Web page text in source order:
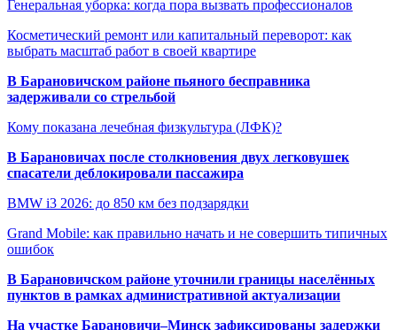
Генеральная уборка: когда пора вызвать профессионалов
Косметический ремонт или капитальный переворот: как
выбрать масштаб работ в своей квартире
В Барановичском районе пьяного бесправника
задерживали со стрельбой
Кому показана лечебная физкультура (ЛФК)?
В Барановичах после столкновения двух легковушек
спасатели деблокировали пассажира
BMW i3 2026: до 850 км без подзарядки
Grand Mobile: как правильно начать и не совершить типичных
ошибок
В Барановичском районе уточнили границы населённых
пунктов в рамках административной актуализации
На участке Барановичи–Минск зафиксированы задержки